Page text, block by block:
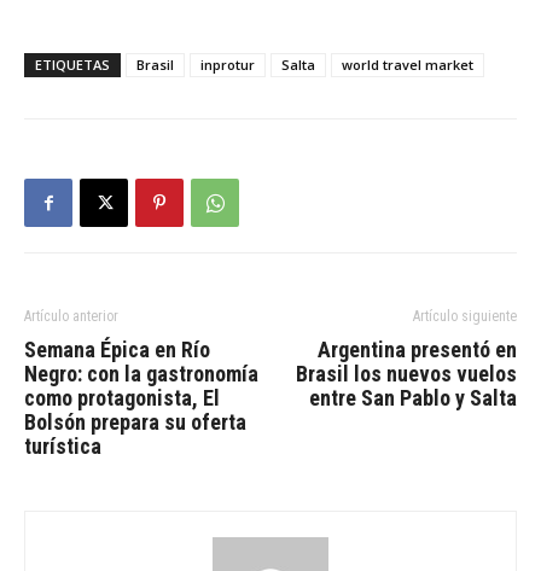
ETIQUETAS Brasil inprotur Salta world travel market
Artículo anterior
Semana Épica en Río
Negro: con la gastronomía
como protagonista, El
Bolsón prepara su oferta
turística
Artículo siguiente
Argentina presentó en
Brasil los nuevos vuelos
entre San Pablo y Salta